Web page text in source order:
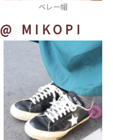
シューズ
@ MIKOPI